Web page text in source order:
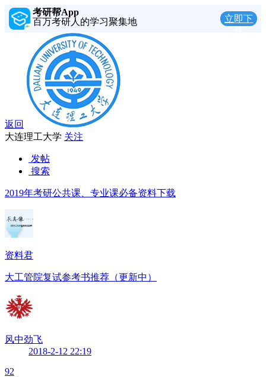
考研帮App
百万考研人的学习聚集地
立即下
返回
大连理工大学 关注
发帖
搜索
2019年考研公共课、专业课必备资料下载
资料君
大工管院复试参考书推荐（更新中）
风中劲飞
2018-2-12 22:19
92